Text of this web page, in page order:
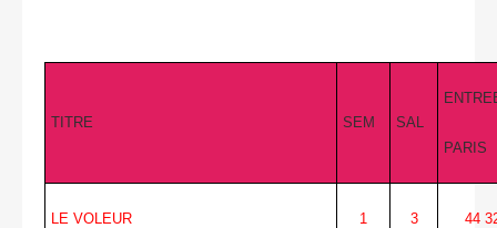
TITRE SEM SAL
PARIS
LE VOLEUR 1 3 44